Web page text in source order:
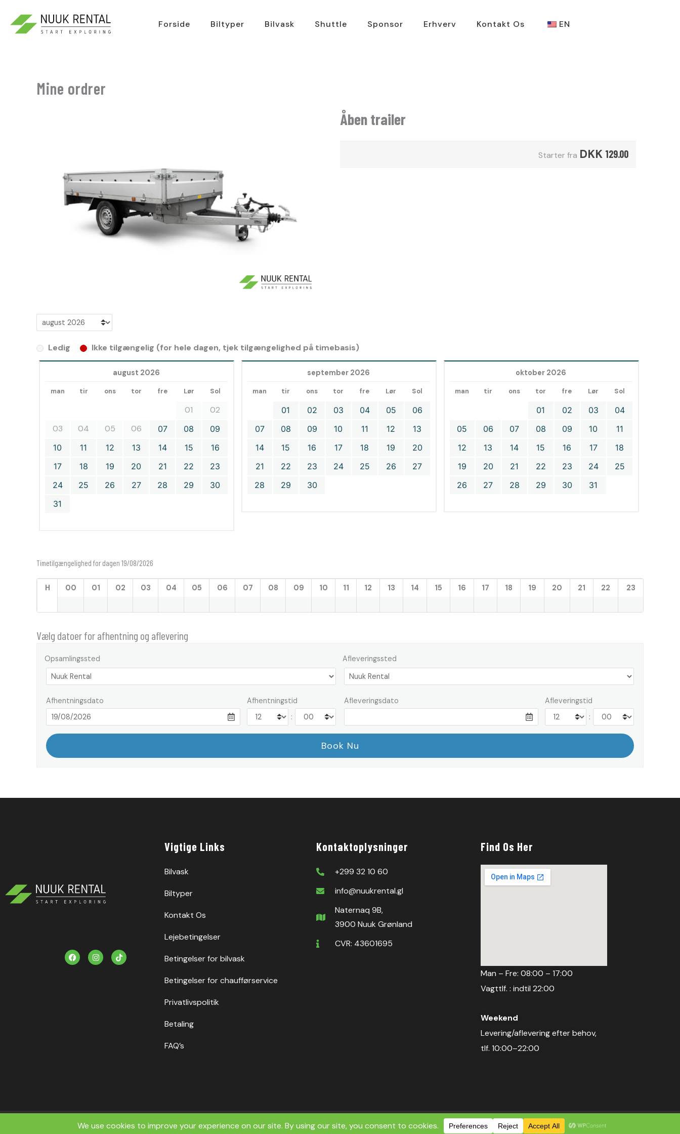
Forside Biltyper Bilvask Shuttle Sponsor Erhverv Kontakt Os EN
Mine ordrer
Åben trailer
Starter fra DKK 129.00
Ledig Ikke tilgængelig (for hele dagen, tjek tilgængelighed på timebasis)
august 2026
man tir ons tor fre Lør Sol
01
02
03
04 05 06 07 08
09
10
11 12 13 14 15
16
17
18 19 20 21 22
23
24
25 26 27 28 29
30
31
september 2026
man tir ons tor fre Lør Sol
01 02 03 04 05
06
07
08 09 10 11 12
13
14
15 16 17 18 19
20
21
22 23 24 25 26
27
28
29 30
oktober 2026
man tir ons tor fre Lør Sol
01 02 03
04
05
06 07 08 09 10
11
12
13 14 15 16 17
18
19
20 21 22 23 24
25
26
27 28 29 30 31
Timetilgængelighed for dagen 19/08/2026
H 00 01 02 03 04 05 06 07 08 09 10 11 12 13 14 15 16 17 18 19 20 21 22 23
Vælg datoer for afhentning og aflevering
Opsamlingssted Afleveringssted
Afhentningsdato Afhentningstid
:
Afleveringsdato Afleveringstid
:
F
a
c
I
n
s
T
i
k
Vigtige Links
Bilvask
Biltyper
Kontakt Os
Lejebetingelser
Betingelser for bilvask
Betingelser for chaufførservice
Privatlivspolitik
Betaling
FAQ’s
Kontaktoplysninger
+299 32 10 60
info@nuukrental.gl
Naternaq 9B,
3900 Nuuk Grønland
CVR: 43601695
Find Os Her
Man – Fre: 08:00 – 17:00
Vagttlf. : indtil 22:00
Weekend
Levering/aflevering efter behov,
tlf. 10:00–22:00
Copyright ©2026 Nuuk Rental ApS | All Rights Reserved.